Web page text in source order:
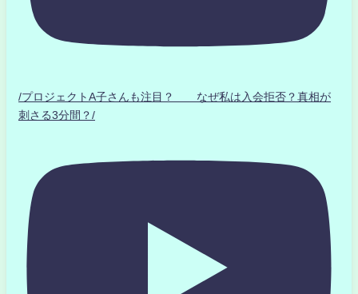
/プロジェクトA子さんも注目？ なぜ私は入会拒否？真相が
刺さる3分間？/